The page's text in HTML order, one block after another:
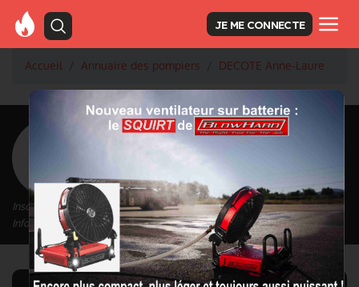
JE ME CONNECTE
Accueil Annuaire des pompiers DECOTE Anne-Laure
<Retour à la liste des pompiers
DECOTE Anne-Laure
Inscrit depuis le 01/10/2020 à 16:32
Informations mises à jour le 11/01/2023 à 16:50